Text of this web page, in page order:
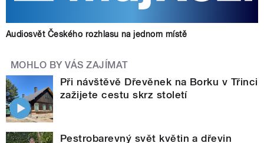
Audiosvět Českého rozhlasu na jednom místě
MOHLO BY VÁS ZAJÍMAT
Při návštěvě Dřevěnek na Borku v Třinci
zažijete cestu skrz století
Pestrobarevný svět květin a dřevin